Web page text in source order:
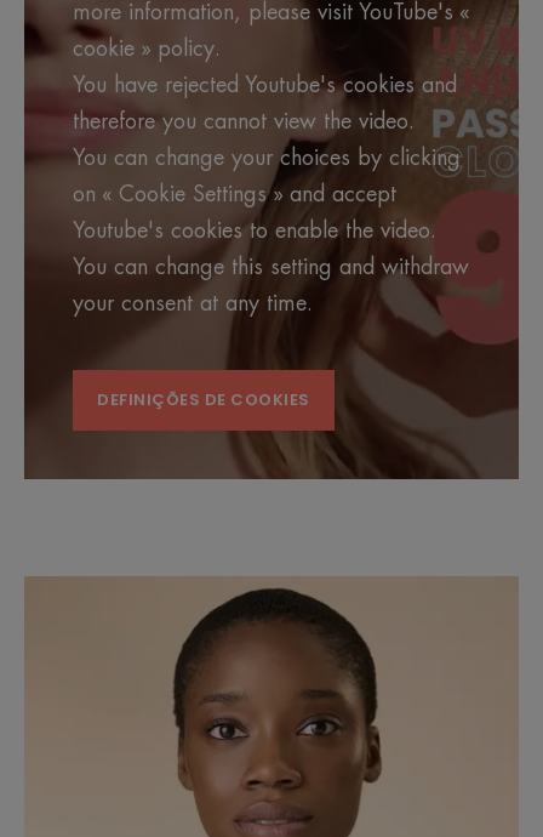
more information, please visit YouTube's «
cookie » policy.
You have rejected Youtube's cookies and
therefore you cannot view the video.
You can change your choices by clicking
on « Cookie Settings » and accept
Youtube's cookies to enable the video.
You can change this setting and withdraw
your consent at any time.
DEFINIÇÕES DE COOKIES